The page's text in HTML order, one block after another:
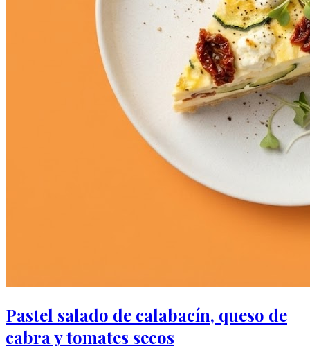
Pastel salado de calabacín, queso de
cabra y tomates secos